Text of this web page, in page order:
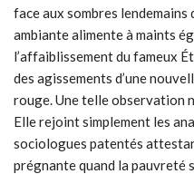
face aux sombres lendemains
ambiante alimente à maints
l’affaiblissement du fameux
des agissements d’une
rouge. Une telle observation
Elle rejoint simplement les
sociologues patentés
prégnante quand la pauvreté